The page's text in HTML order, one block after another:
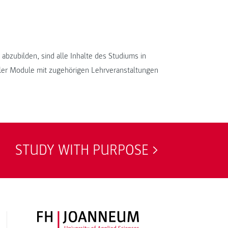
sind alle Inhalte des Studiums in
Module mit zugehörigen Lehrveranstaltungen
STUDY WITH PURPOSE
FH JOANNEUM Logo